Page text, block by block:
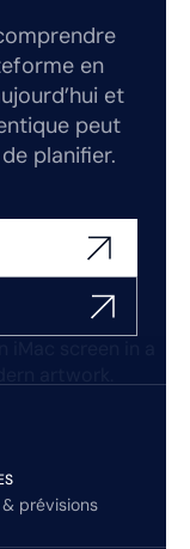
en
et
peut
planifier.
prévisions